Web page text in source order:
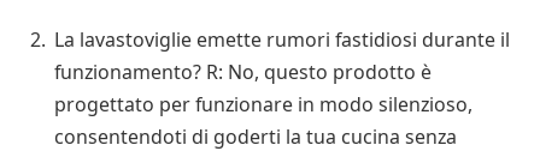
La lavastoviglie emette rumori fastidiosi durante il
funzionamento? R: No, questo prodotto è
progettato per funzionare in modo silenzioso,
consentendoti di goderti la tua cucina senza